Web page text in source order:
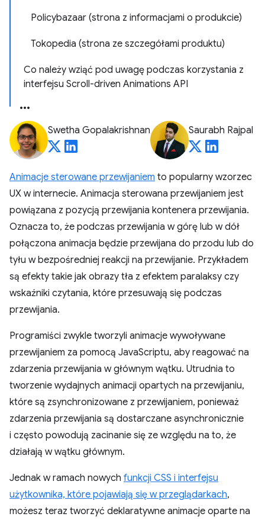
Policybazaar (strona z informacjami o produkcie)
Tokopedia (strona ze szczegółami produktu)
Co należy wziąć pod uwagę podczas korzystania z
interfejsu Scroll-driven Animations API
Swetha Gopalakrishnan Saurabh Rajpal
Animacje sterowane przewijaniem to popularny wzorzec
UX w internecie. Animacja sterowana przewijaniem jest
powiązana z pozycją przewijania kontenera przewijania.
Oznacza to, że podczas przewijania w górę lub w dół
połączona animacja będzie przewijana do przodu lub do
tyłu w bezpośredniej reakcji na przewijanie. Przykładem
są efekty takie jak obrazy tła z efektem paralaksy czy
wskaźniki czytania, które przesuwają się podczas
przewijania.
Programiści zwykle tworzyli animacje wywoływane
przewijaniem za pomocą JavaScriptu, aby reagować na
zdarzenia przewijania w głównym wątku. Utrudnia to
tworzenie wydajnych animacji opartych na przewijaniu,
które są zsynchronizowane z przewijaniem, ponieważ
zdarzenia przewijania są dostarczane asynchronicznie
i często powodują zacinanie się ze względu na to, że
działają w wątku głównym.
Jednak w ramach nowych funkcji CSS i interfejsu
użytkownika, które pojawiają się w przeglądarkach,
możesz teraz tworzyć deklaratywne animacje oparte na